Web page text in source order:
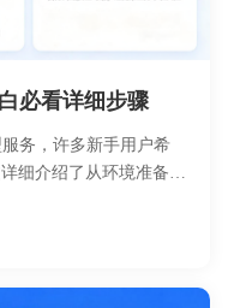
必看详细步骤
服务，许多新手用户希
细介绍了从环境准备、
程。内容涵盖系统要
答，帮助用户安全、快